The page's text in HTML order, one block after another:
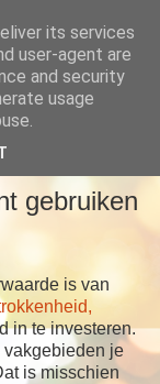
gebruiken
is van
in te investeren.
je
is misschien
its services
user-agent are
and security
usage